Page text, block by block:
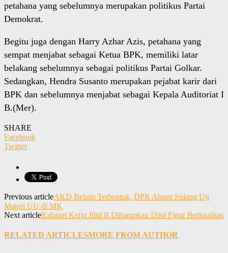
petahana yang sebelumnya merupakan politikus Partai
Demokrat.
Begitu juga dengan Harry Azhar Azis, petahana yang
sempat menjabat sebagai Ketua BPK, memiliki latar
belakang sebelumnya sebagai politikus Partai Golkar.
Sedangkan, Hendra Susanto merupakan pejabat karir dari
BPK dan sebelumnya menjabat sebagai Kepala Auditoriat I
B.(Mer).
SHARE
Facebook
Twitter
Previous articleAKD Belum Terbentuk, DPR Absen Sidang Uji
Materi UU di MK
Next articleKabinet Kerja Jilid II Diharapkan Diisi Figur Berkualitas
RELATED ARTICLESMORE FROM AUTHOR